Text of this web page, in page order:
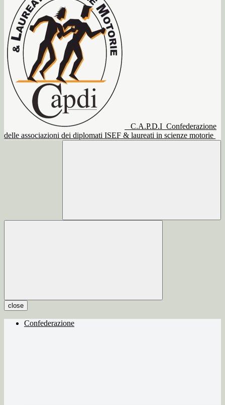
C.A.P.D.I Confederazione
delle associazioni dei diplomati ISEF & laureati in scienze motorie
close
Confederazione